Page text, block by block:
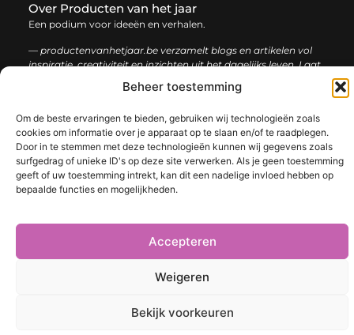
Beheer toestemming
Om de beste ervaringen te bieden, gebruiken wij technologieën zoals
cookies om informatie over je apparaat op te slaan en/of te raadplegen.
Door in te stemmen met deze technologieën kunnen wij gegevens zoals
surfgedrag of unieke ID's op deze site verwerken. Als je geen toestemming
geeft of uw toestemming intrekt, kan dit een nadelige invloed hebben op
bepaalde functies en mogelijkheden.
Accepteren
Weigeren
Bekijk voorkeuren
Over Producten van het jaar
Een podium voor ideeën en verhalen.
— productenvanhetjaar.be verzamelt blogs en artikelen vol
inspiratie, creativiteit en inzichten uit het dagelijks leven. Laat
Onze
informatie
Bericht categorie